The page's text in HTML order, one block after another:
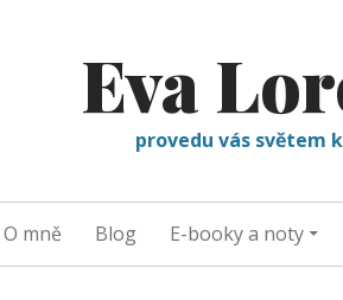
Eva
provedu vás světem
O mně Blog E-booky a noty